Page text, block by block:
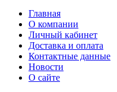
Главная
О компании
Личный кабинет
Доставка и оплата
Контактные данные
Новости
О сайте